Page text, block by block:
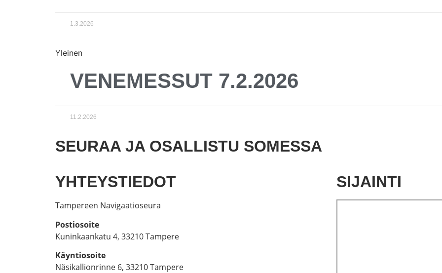
1.3.2026
Yleinen
VENEMESSUT 7.2.2026
11.2.2026
SEURAA JA OSALLISTU SOMESSA
YHTEYSTIEDOT
Tampereen Navigaatioseura
Postiosoite
Kuninkaankatu 4, 33210 Tampere
Käyntiosoite
Näsikallionrinne 6, 33210 Tampere
SIJAINTI